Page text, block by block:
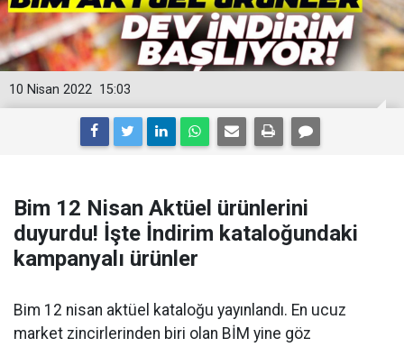
15:03
10 Nisan 2022
Bim 12 Nisan Aktüel ürünlerini
duyurdu! İşte İndirim kataloğundaki
kampanyalı ürünler
Bim 12 nisan aktüel kataloğu yayınlandı. En ucuz
market zincirlerinden biri olan BİM yine göz